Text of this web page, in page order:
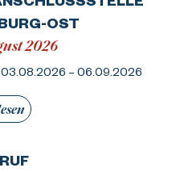
OST
2026
03.08.2026 – 06.09.2026